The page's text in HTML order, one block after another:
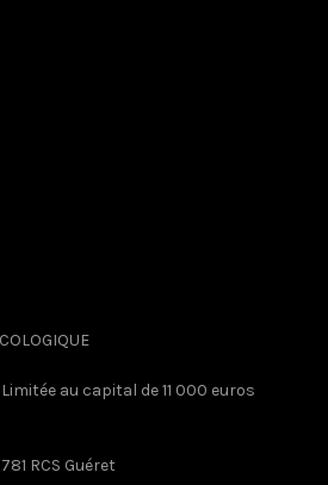
au capital de 11 000 euros
RCS Guéret